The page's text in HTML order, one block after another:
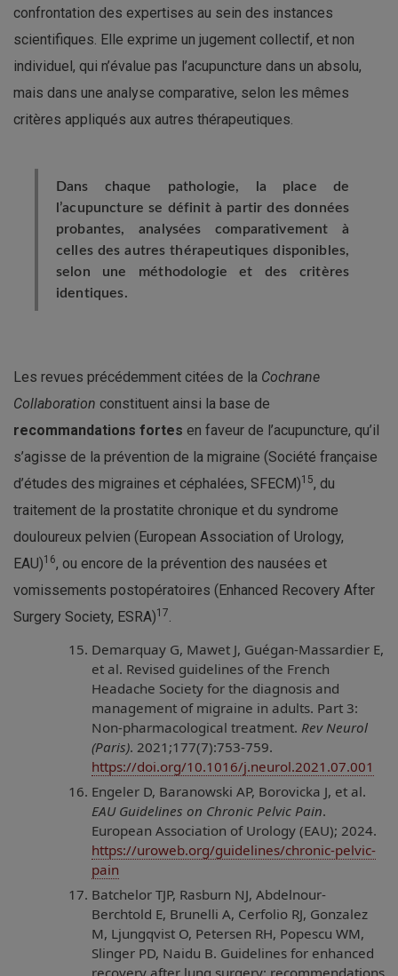
confrontation des expertises au sein des instances
scientifiques. Elle exprime un jugement collectif, et non
individuel, qui n’évalue pas l’acupuncture dans un absolu,
mais dans une analyse comparative, selon les mêmes
critères appliqués aux autres thérapeutiques.
Dans chaque pathologie, la place de
l’acupuncture se définit à partir des données
probantes, analysées comparativement à
celles des autres thérapeutiques disponibles,
selon une méthodologie et des critères
identiques.
Les revues précédemment citées de la Cochrane
Collaboration constituent ainsi la base de
recommandations fortes en faveur de l’acupuncture, qu’il
s’agisse de la prévention de la migraine (Société française
d’études des migraines et céphalées, SFECM)15, du
traitement de la prostatite chronique et du syndrome
douloureux pelvien (European Association of Urology,
EAU)16, ou encore de la prévention des nausées et
vomissements postopératoires (Enhanced Recovery After
Surgery Society, ESRA)17.
Demarquay G, Mawet J, Guégan-Massardier E,
et al. Revised guidelines of the French
Headache Society for the diagnosis and
management of migraine in adults. Part 3:
Non-pharmacological treatment. Rev Neurol
(Paris). 2021;177(7):753-759.
https://doi.org/10.1016/j.neurol.2021.07.001
Engeler D, Baranowski AP, Borovicka J, et al.
EAU Guidelines on Chronic Pelvic Pain.
European Association of Urology (EAU); 2024.
https://uroweb.org/guidelines/chronic-pelvic-
pain
Batchelor TJP, Rasburn NJ, Abdelnour-
Berchtold E, Brunelli A, Cerfolio RJ, Gonzalez
M, Ljungqvist O, Petersen RH, Popescu WM,
Slinger PD, Naidu B. Guidelines for enhanced